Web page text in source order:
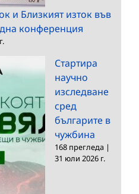
и Близкият изток във
конференция
Стартира
научно
изследване
сред
българите в
чужбина
168 прегледа |
31 юли 2026 г.